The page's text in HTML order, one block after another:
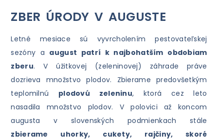
ZBER ÚRODY V AUGUSTE
Letné mesiace sú vyvrcholením pestovateľskej
sezóny a august patrí k najbohatším obdobiam
zberu. V úžitkovej (zeleninovej) záhrade práve
dozrieva množstvo plodov. Zbierame predovšetkým
teplomilnú plodovú zeleninu, ktorá cez leto
nasadila množstvo plodov. V polovici až koncom
augusta v slovenských podmienkach stále
zbierame uhorky, cukety, rajčiny, skoré